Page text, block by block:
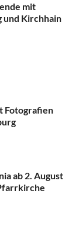
mit
und Kirchhain
Fotografien
ab 2. August